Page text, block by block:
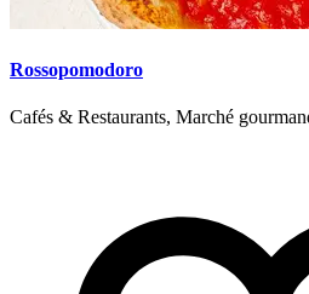
Rossopomodoro
Cafés & Restaurants, Marché